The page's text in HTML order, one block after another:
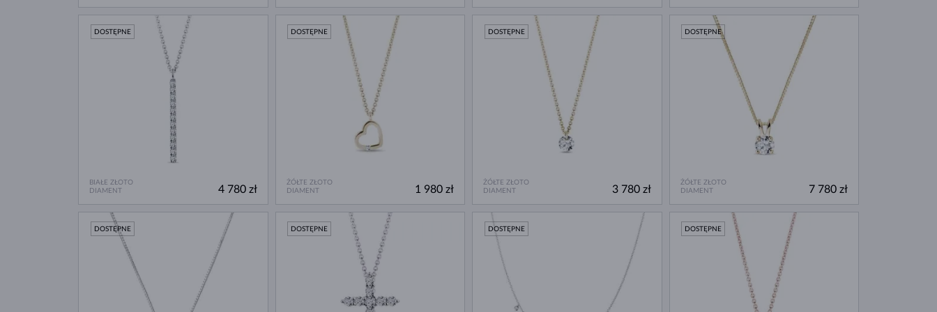
BIAŁE ZŁOTO
DIAMENT
DOSTĘPNE
4 780 zł
ŻÓŁTE ZŁOTO
DIAMENT
DOSTĘPNE
1 980 zł
ŻÓŁTE ZŁOTO
DIAMENT
DOSTĘPNE
3 780 zł
ŻÓŁTE ZŁOTO
DIAMENT
DOSTĘPNE
7 780 zł
DOSTĘPNE DOSTĘPNE DOSTĘPNE DOSTĘPNE